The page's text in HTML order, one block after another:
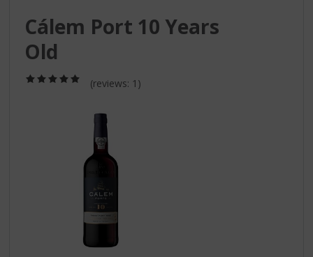
Cálem Port 10 Years
Old
/
(reviews: 1)